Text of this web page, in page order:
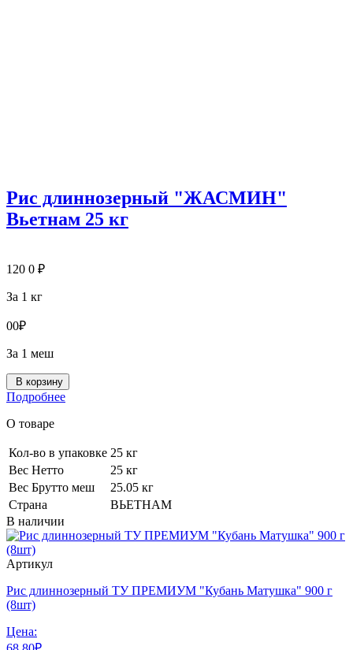
Рис длиннозерный "ЖАСМИН"
Вьетнам 25 кг
120 0 ₽
За 1 кг
00₽
За 1 меш
В корзину
Подробнее
О товаре
Кол-во в упаковке 25 кг
Вес Нетто
25 кг
Вес Брутто меш
25.05 кг
Страна
ВЬЕТНАМ
В наличии
Артикул
Рис длиннозерный ТУ ПРЕМИУМ "Кубань Матушка" 900 г
(8шт)
Цена: